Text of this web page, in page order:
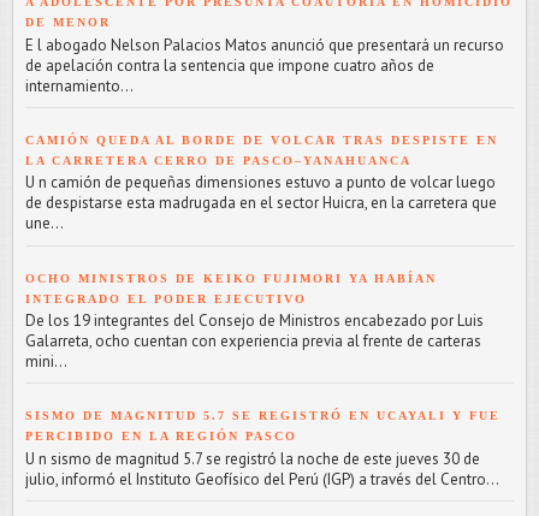
DE MENOR
E l abogado Nelson Palacios Matos anunció que presentará un recurso
de apelación contra la sentencia que impone cuatro años de
internamiento...
CAMIÓN QUEDA AL BORDE DE VOLCAR TRAS DESPISTE EN
LA CARRETERA CERRO DE PASCO–YANAHUANCA
U n camión de pequeñas dimensiones estuvo a punto de volcar luego
de despistarse esta madrugada en el sector Huicra, en la carretera que
une...
OCHO MINISTROS DE KEIKO FUJIMORI YA HABÍAN
INTEGRADO EL PODER EJECUTIVO
De los 19 integrantes del Consejo de Ministros encabezado por Luis
Galarreta, ocho cuentan con experiencia previa al frente de carteras
mini...
SISMO DE MAGNITUD 5.7 SE REGISTRÓ EN UCAYALI Y FUE
PERCIBIDO EN LA REGIÓN PASCO
U n sismo de magnitud 5.7 se registró la noche de este jueves 30 de
julio, informó el Instituto Geofísico del Perú (IGP) a través del Centro...